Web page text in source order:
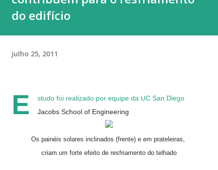
do edifício
julho 25, 2011
E
studo foi realizado por equipe da UC San Diego
Jacobs School of Engineering
Os painéis solares inclinados (frente) e em prateleiras,
criam um forte efeito de resfriamento do telhado